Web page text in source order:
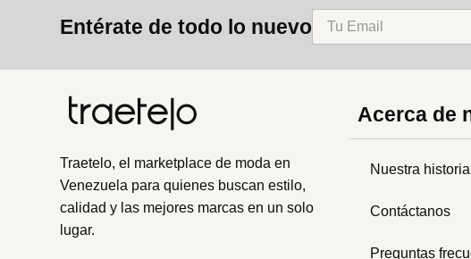
Entérate de todo lo nuevo
Traetelo, el marketplace de moda en
Venezuela para quienes buscan estilo,
calidad y las mejores marcas en un solo
lugar.
Acerca de
Nuestra historia
Contáctanos
Preguntas